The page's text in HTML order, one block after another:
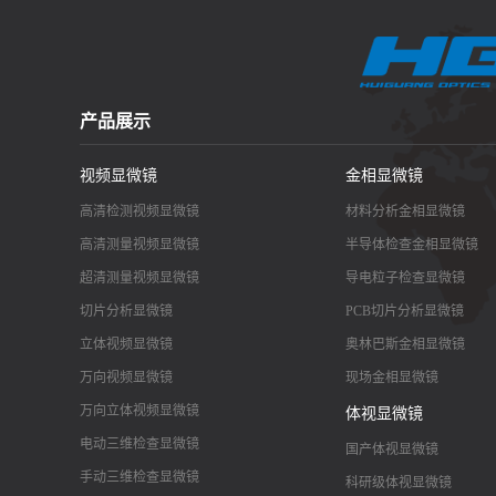
产品展示
视频显微镜
高清检测视频显微镜
高清测量视频显微镜
超清测量视频显微镜
切片分析显微镜
立体视频显微镜
万向视频显微镜
万向立体视频显微镜
电动三维检查显微镜
手动三维检查显微镜
金相显微镜
材料分析金相显微镜
半导体检查金相显微镜
导电粒子检查显微镜
PCB切片分析显微镜
奥林巴斯金相显微镜
现场金相显微镜
体视显微镜
国产体视显微镜
科研级体视显微镜